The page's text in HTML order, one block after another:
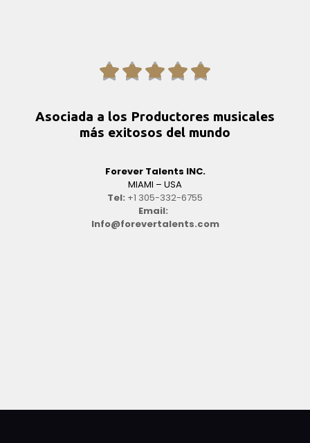

Asociada a los Productores musicales
más exitosos del mundo
Forever Talents INC.
MIAMI – USA
Tel: +1 305-332-6755
Email:
Info@forevertalents.com